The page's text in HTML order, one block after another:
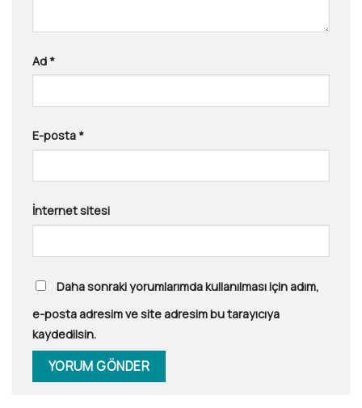
Ad *
E-posta *
İnternet sitesi
Daha sonraki yorumlarımda kullanılması için adım,
e-posta adresim ve site adresim bu tarayıcıya
kaydedilsin.